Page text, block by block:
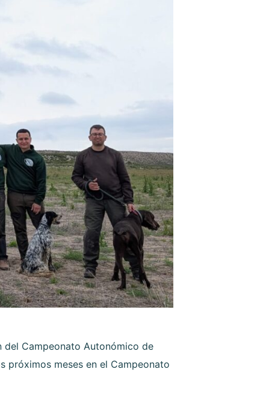
del Campeonato Autonómico de
próximos meses en el Campeonato